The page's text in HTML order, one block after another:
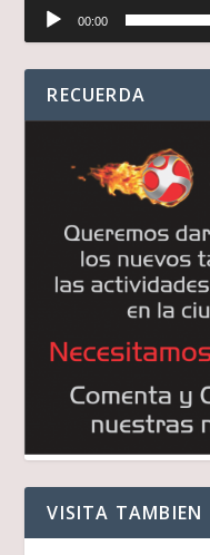
audio
00:00
RECUERDA
VISITA TAMBIEN